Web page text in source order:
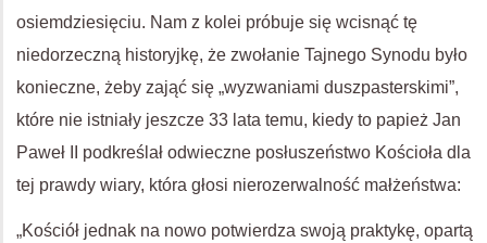
osiemdziesięciu. Nam z kolei próbuje się wcisnąć tę
niedorzeczną historyjkę, że zwołanie Tajnego Synodu było
konieczne, żeby zająć się „wyzwaniami duszpasterskimi”,
które nie istniały jeszcze 33 lata temu, kiedy to papież Jan
Paweł II podkreślał odwieczne posłuszeństwo Kościoła dla
tej prawdy wiary, która głosi nierozerwalność małżeństwa:
„Kościół jednak na nowo potwierdza swoją praktykę, opartą